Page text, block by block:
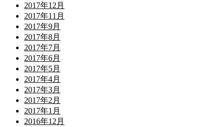
2017年12月
2017年11月
2017年9月
2017年8月
2017年7月
2017年6月
2017年5月
2017年4月
2017年3月
2017年2月
2017年1月
2016年12月